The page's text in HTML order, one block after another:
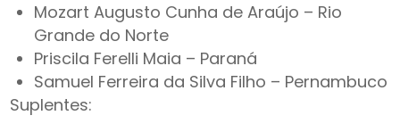
Mozart Augusto Cunha de Araújo – Rio
Grande do Norte
Priscila Ferelli Maia – Paraná
Samuel Ferreira da Silva Filho – Pernambuco
Suplentes: